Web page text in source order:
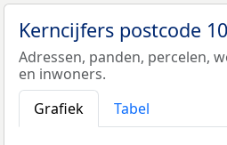
Kerncijfers postcode
Adressen, panden, percelen,
en inwoners.
Grafiek
Tabel